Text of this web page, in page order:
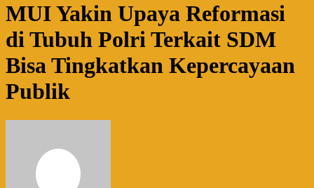
MUI Yakin Upaya Reformasi
di Tubuh Polri Terkait SDM
Bisa Tingkatkan Kepercayaan
Publik